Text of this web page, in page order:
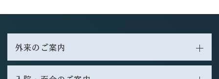
外来のご案内